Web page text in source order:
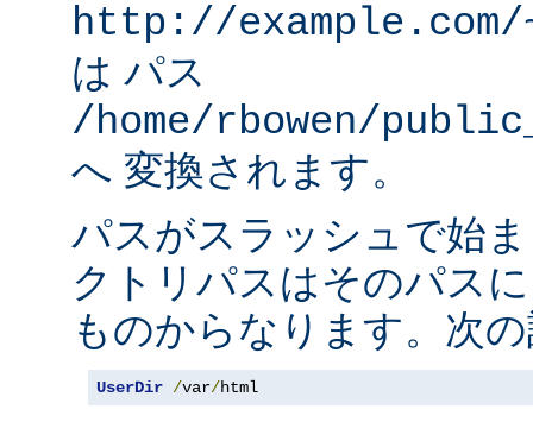
http://
は パス
/home/rbowen/
へ 変換されます。
パスがスラッシュで始
クトリパスはそのパス
ものからなります。次
UserDir /var/html